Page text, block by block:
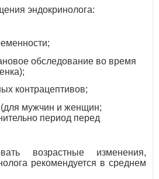
эндокринолога:
обследование во время
контрацептивов;
(для мужчин и женщин;
период перед
возрастные изменения,
рекомендуется в среднем